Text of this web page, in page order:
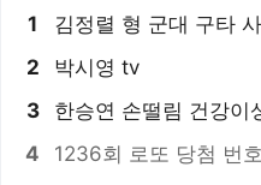
1 김정렬 형 군대 구타
2 박시영 tv
3 한승연 손떨림 건강이
4 1236회 로또 당첨 번호